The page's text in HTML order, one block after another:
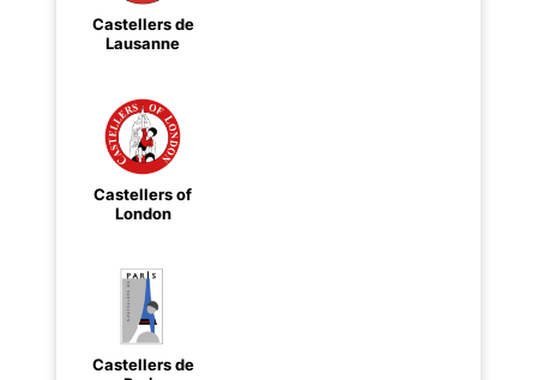
Castellers de
Lausanne
Castellers of
London
Castellers de